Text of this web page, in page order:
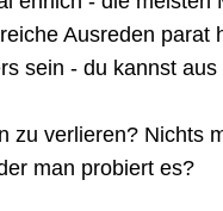
Ausreden parat
sein - du kannst
zu verlieren? Nichts
man probiert es?